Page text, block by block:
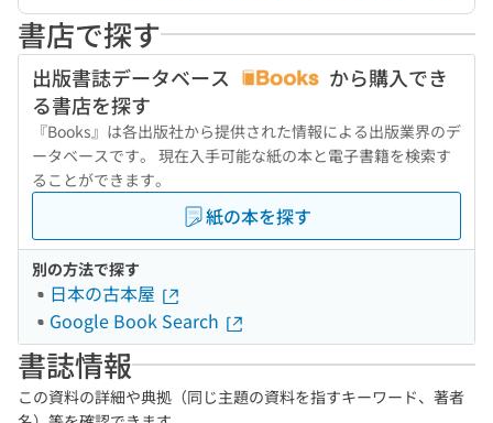
書店で探す
出版書誌データベース
から購入でき
る書店を探す
『Books』は各出版社から提供された情報による出版業界のデ
ータベースです。 現在入手可能な紙の本と電子書籍を検索す
ることができます。
紙の本を探す
別の方法で探す
日本の古本屋
Google Book Search
書誌情報
この資料の詳細や典拠（同じ主題の資料を指すキーワード、著者